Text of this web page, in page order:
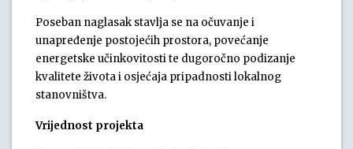
Poseban naglasak stavlja se na očuvanje i
unapređenje postojećih prostora, povećanje
energetske učinkovitosti te dugoročno podizanje
kvalitete života i osjećaja pripadnosti lokalnog
stanovništva.
Vrijednost projekta